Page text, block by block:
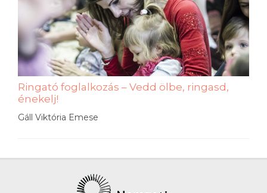
Ringató foglalkozás – Vedd ölbe, ringasd,
énekelj!
Gáll Viktória Emese